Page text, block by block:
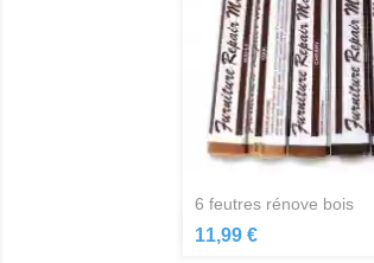
6 feutres rénove bois
11,99 €